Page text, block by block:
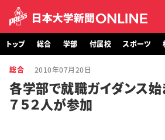
トップ
総合
トップ 総合 学部 付属校 スポーツ
総合 2010年07月20日
各学部で就職ガイダンス
７５２人が参加